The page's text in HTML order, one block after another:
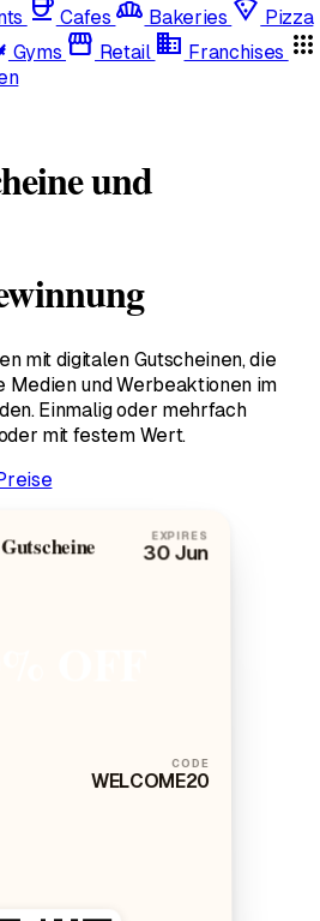
coffee Cafes bakery_dining Bakeries local_pizza Pizza
Gyms storefront Retail domain Franchises apps
und
mit digitalen Gutscheinen, die
und Werbeaktionen im
Einmalig oder mehrfach
mit festem Wert.
EXPIRES
30 Jun
CODE
WELCOME20